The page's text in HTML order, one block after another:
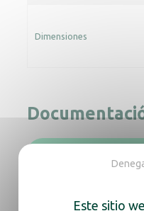
Dimensiones
Este sitio